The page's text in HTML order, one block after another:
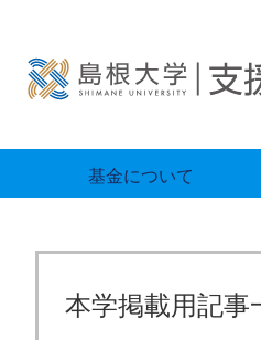
基金について
本学掲載用記事